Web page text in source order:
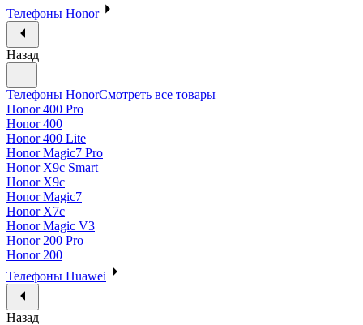
Телефоны Honor
Назад
Телефоны HonorСмотреть все товары
Honor 400 Pro
Honor 400
Honor 400 Lite
Honor Magic7 Pro
Honor X9c Smart
Honor X9c
Honor Magic7
Honor X7c
Honor Magic V3
Honor 200 Pro
Honor 200
Телефоны Huawei
Назад